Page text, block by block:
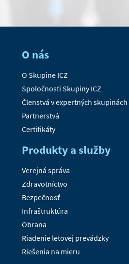
O nás
O Skupine ICZ
Spoločnosti Skupiny ICZ
Členstvá v expertných skupinách
Partnerstvá
Certifikáty
Produkty a služby
Verejná správa
Zdravotníctvo
Bezpečnosť
Infraštruktúra
Obrana
Riadenie letovej prevádzky
Riešenia na mieru